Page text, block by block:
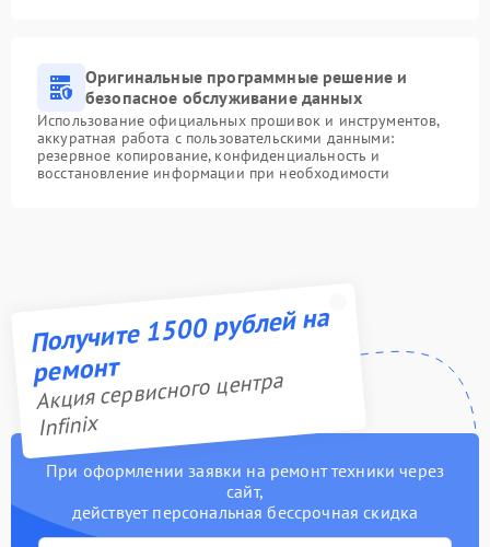
Оригинальные программные решение и
безопасное обслуживание данных
Использование официальных прошивок и инструментов,
аккуратная работа с пользовательскими данными:
резервное копирование, конфиденциальность и
восстановление информации при необходимости
Получите 1500 рублей на
ремонт
Акция сервисного центра
Infinix
При оформлении заявки на ремонт техники через
сайт,
действует персональная бессрочная скидка